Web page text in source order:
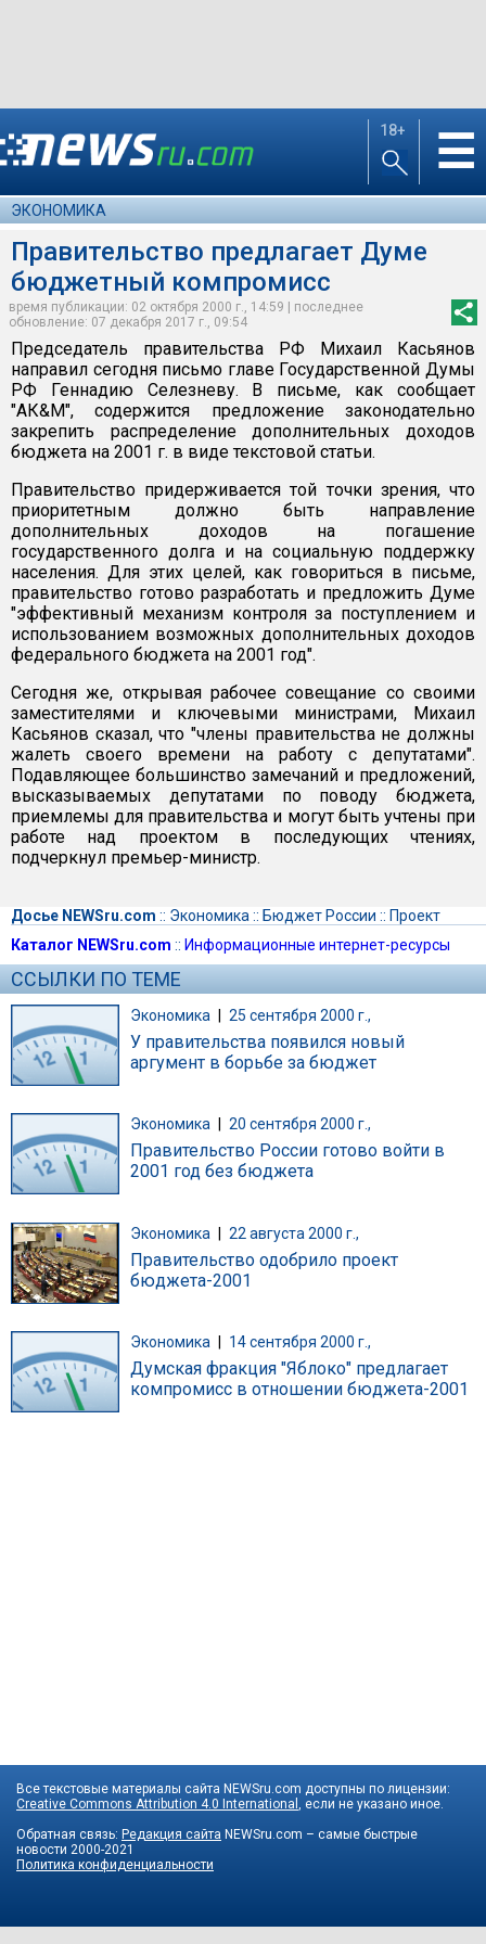
18+ ☰
ЭКОНОМИКА
Правительство предлагает Думе
бюджетный компромисс
время публикации: 02 октября 2000 г., 14:59 | последнее
обновление: 07 декабря 2017 г., 09:54
Председатель правительства РФ Михаил Касьянов
направил сегодня письмо главе Государственной Думы
РФ Геннадию Селезневу. В письме, как сообщает
"АК&М", содержится предложение законодательно
закрепить распределение дополнительных доходов
бюджета на 2001 г. в виде текстовой статьи.
Правительство придерживается той точки зрения, что
приоритетным должно быть направление
дополнительных доходов на погашение
государственного долга и на социальную поддержку
населения. Для этих целей, как говориться в письме,
правительство готово разработать и предложить Думе
"эффективный механизм контроля за поступлением и
использованием возможных дополнительных доходов
федерального бюджета на 2001 год".
Сегодня же, открывая рабочее совещание со своими
заместителями и ключевыми министрами, Михаил
Касьянов сказал, что "члены правительства не должны
жалеть своего времени на работу с депутатами".
Подавляющее большинство замечаний и предложений,
высказываемых депутатами по поводу бюджета,
приемлемы для правительства и могут быть учтены при
работе над проектом в последующих чтениях,
подчеркнул премьер-министр.
Досье NEWSru.com :: Экономика :: Бюджет России :: Проект
Каталог NEWSru.com :: Информационные интернет-ресурсы
ССЫЛКИ ПО ТЕМЕ
Экономика 25 сентября 2000 г.,
У правительства появился новый
аргумент в борьбе за бюджет
Экономика 20 сентября 2000 г.,
Правительство России готово войти в
2001 год без бюджета
Экономика | 22 августа 2000 г.,
Правительство одобрило проект
бюджета-2001
Экономика 14 сентября 2000 г.,
Думская фракция "Яблоко" предлагает
компромисс в отношении бюджета-2001
Все текстовые материалы сайта NEWSru.com доступны по лицензии:
Creative Commons Attribution 4.0 International , если не указано иное.
Обратная связь: Редакция сайта NEWSru.com – самые быстрые
новости 2000-2021
Политика конфиденциальности